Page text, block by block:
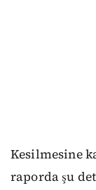
Kesilmesine
raporda şu